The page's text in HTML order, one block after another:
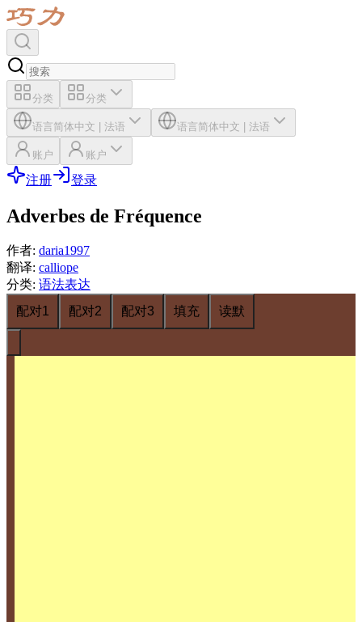
分类 分类
语言简体中文 | 法语 语言简体中文 | 法语
账户 账户
注册 登录
Adverbes de Fréquence
作者: daria1997
翻译: calliope
分类: 语法表达
配对1
配对2 配对3 填充 读默